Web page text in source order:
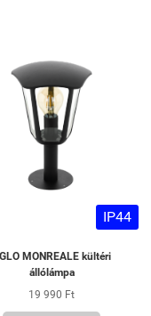
IP44
MONREALE kültéri
állólámpa
19 990 Ft